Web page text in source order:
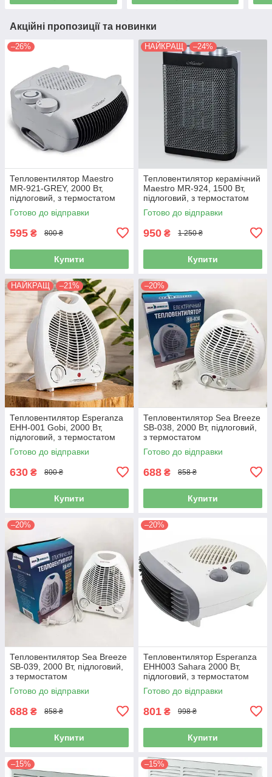
Акційні пропозиції та новинки
–26%
Тепловентилятор Maestro
MR-921-GREY, 2000 Вт,
підлоговий, з термостатом
Готово до відправки
595 ₴ 800 ₴
Купити
НАЙКРАЩ –24%
Тепловентилятор керамічний
Maestro MR-924, 1500 Вт,
підлоговий, з термостатом
Готово до відправки
950 ₴ 1 250 ₴
Купити
НАЙКРАЩ –21%
Тепловентилятор Esperanza
EHH-001 Gobi, 2000 Вт,
підлоговий, з термостатом
Готово до відправки
630 ₴ 800 ₴
Купити
–20%
Тепловентилятор Sea Breeze
SB-038, 2000 Вт, підлоговий,
з термостатом
Готово до відправки
688 ₴ 858 ₴
Купити
–20%
Тепловентилятор Sea Breeze
SB-039, 2000 Вт, підлоговий,
з термостатом
Готово до відправки
688 ₴ 858 ₴
Купити
–20%
Тепловентилятор Esperanza
EHH003 Sahara 2000 Вт,
підлоговий, з термостатом
Готово до відправки
801 ₴ 998 ₴
Купити
–15% –15%